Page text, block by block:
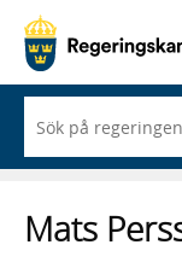
du
börjar
skriva
framträder
en
Mats